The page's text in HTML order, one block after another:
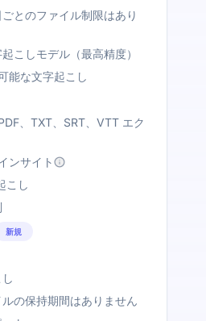
とのファイル制限はあり
こしモデル（最高精度）
能な文字起こし
、TXT、SRT、VTT エク
ンサイト
こし
新規
ルの保持期間はありません